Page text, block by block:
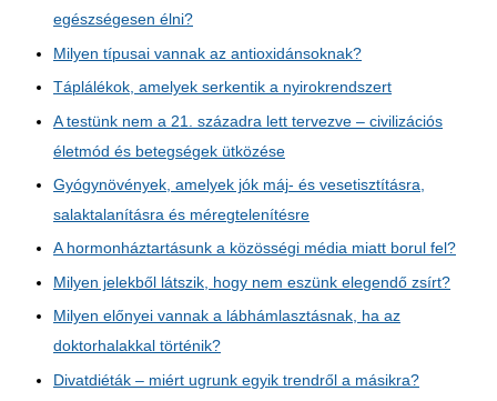
egészségesen élni?
Milyen típusai vannak az antioxidánsoknak?
Táplálékok, amelyek serkentik a nyirokrendszert
A testünk nem a 21. századra lett tervezve – civilizációs
életmód és betegségek ütközése
Gyógynövények, amelyek jók máj- és vesetisztításra,
salaktalanításra és méregtelenítésre
A hormonháztartásunk a közösségi média miatt borul fel?
Milyen jelekből látszik, hogy nem eszünk elegendő zsírt?
Milyen előnyei vannak a lábhámlasztásnak, ha az
doktorhalakkal történik?
Divatdiéták – miért ugrunk egyik trendről a másikra?